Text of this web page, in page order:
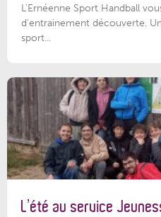
L'Ernéenne Sport Handball
d'entrainement découverte.
sport...
L’été au service